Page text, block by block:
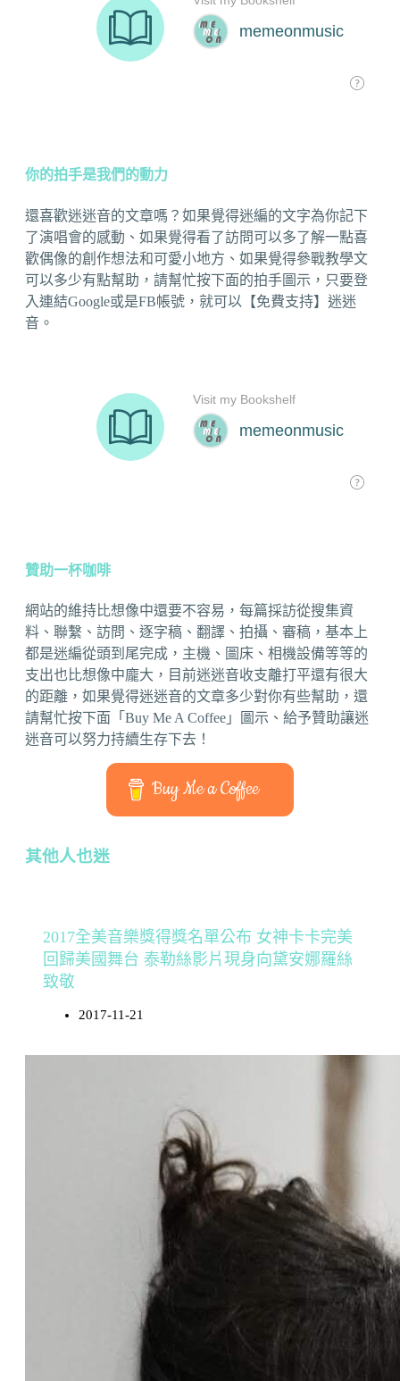
你的拍手是我們的動力
還喜歡迷迷音的文章嗎？如果覺得迷編的文字為你記下
了演唱會的感動、如果覺得看了訪問可以多了解一點喜
歡偶像的創作想法和可愛小地方、如果覺得參戰教學文
可以多少有點幫助，請幫忙按下面的拍手圖示，只要登
入連結Google或是FB帳號，就可以【免費支持】迷迷
音。
贊助一杯咖啡
網站的維持比想像中還要不容易，每篇採訪從搜集資
料、聯繫、訪問、逐字稿、翻譯、拍攝、審稿，基本上
都是迷編從頭到尾完成，主機、圖床、相機設備等等的
支出也比想像中龐大，目前迷迷音收支離打平還有很大
的距離，如果覺得迷迷音的文章多少對你有些幫助，還
請幫忙按下面「Buy Me A Coffee」圖示、給予贊助讓迷
迷音可以努力持續生存下去！
Buy Me a Coffee
其他人也迷
2017全美音樂獎得獎名單公布 女神卡卡完美
回歸美國舞台 泰勒絲影片現身向黛安娜羅絲
致敬
2017-11-21